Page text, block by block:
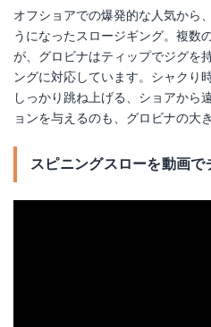
オフショアでの爆発的な人気から
うになったスロージギング。複数
が、グロビナはティップでジグを
ングに対応しています。シャクり
しっかり跳ね上げる、ショアから
ョンを与えるのも、グロビナの大
スピニングスローを動画で